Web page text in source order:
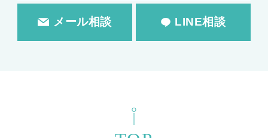
メール相談 LINE相談